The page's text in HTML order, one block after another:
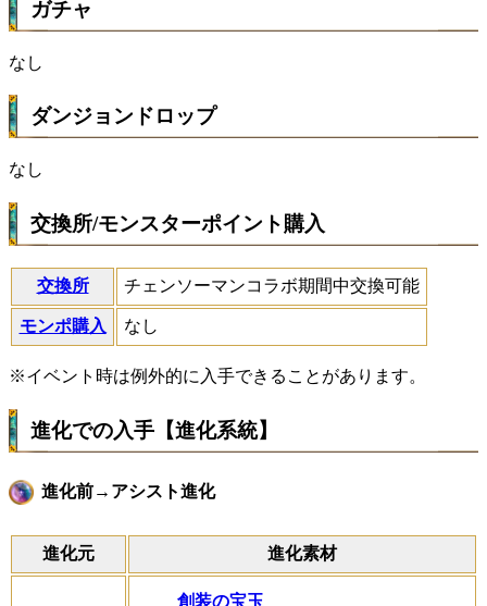
ガチャ
なし
ダンジョンドロップ
なし
交換所/モンスターポイント購入
交換所 チェンソーマンコラボ期間中交換可能
モンポ購入 なし
※イベント時は例外的に入手できることがあります。
進化での入手【進化系統】
進化前→アシスト進化
進化元 進化素材
創装の宝玉